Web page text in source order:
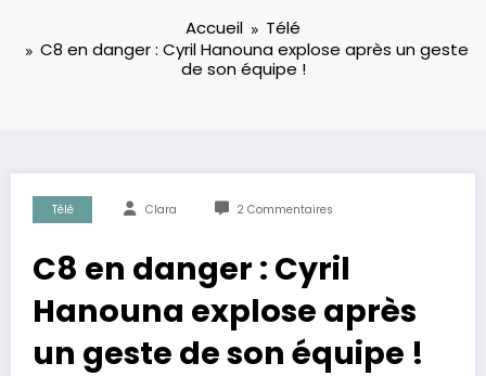
Accueil
Télé
C8 en danger : Cyril Hanouna explose après un geste
de son équipe !
Télé Clara 2 Commentaires
C8 en danger : Cyril
Hanouna explose après
un geste de son équipe !